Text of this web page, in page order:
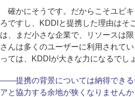
確かにそうです。だからこそユビキ
ろですし、KDDIと提携した理由はそ
は、まだ小さな企業で、リソースは
さんは多くのユーザーに利用されて
っては、KDDIが大きな力になるでし
――提携の背景については納得できる
アと協力する余地が狭くなりませんか